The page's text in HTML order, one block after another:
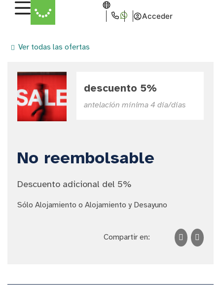
Acceder
Ver todas las ofertas
descuento 5%
antelación mínima 4 día/días
No reembolsable
Descuento adicional del 5%
Sólo Alojamiento o Alojamiento y Desayuno
Compartir en: